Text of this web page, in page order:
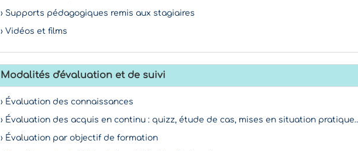
› Supports pédagogiques remis aux stagiaires
› Vidéos et films
Modalités d'évaluation et de suivi
› Évaluation des connaissances
› Évaluation des acquis en continu : quizz, étude de cas, mises en situation
› Évaluation par objectif de formation